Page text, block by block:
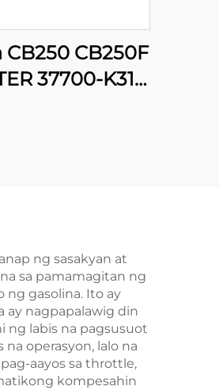
CB250 CB250F
37700-K31-
ng sasakyan at
sa pamamagitan ng
gasolina. Ito ay
ay nagpapalawig din
ng labis na pagsusuot
operasyon, lalo na
aayos sa throttle,
kompesahin